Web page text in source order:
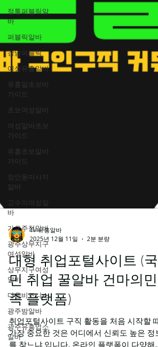
정통퍼블릭알
바
퍼블릭알바
강남퍼블릭
여성유흥알바
유흥알초보바
가이드
초보여성알바
여성알바초보
가이드
유흥초보알바
가이드
장안동마사지
알바
고수익여성알
바
가요주점알바
광주상무지구
여성알바
상무지구여성
알바
다음비즈니스
광주밤알바
광주유흥업소
알바
TV 유흥알바
2025년 12월 11일
2분 분량
대형 취업포털사이트 (국
민 취업 꿀알바 건마의민
족 플랫폼)